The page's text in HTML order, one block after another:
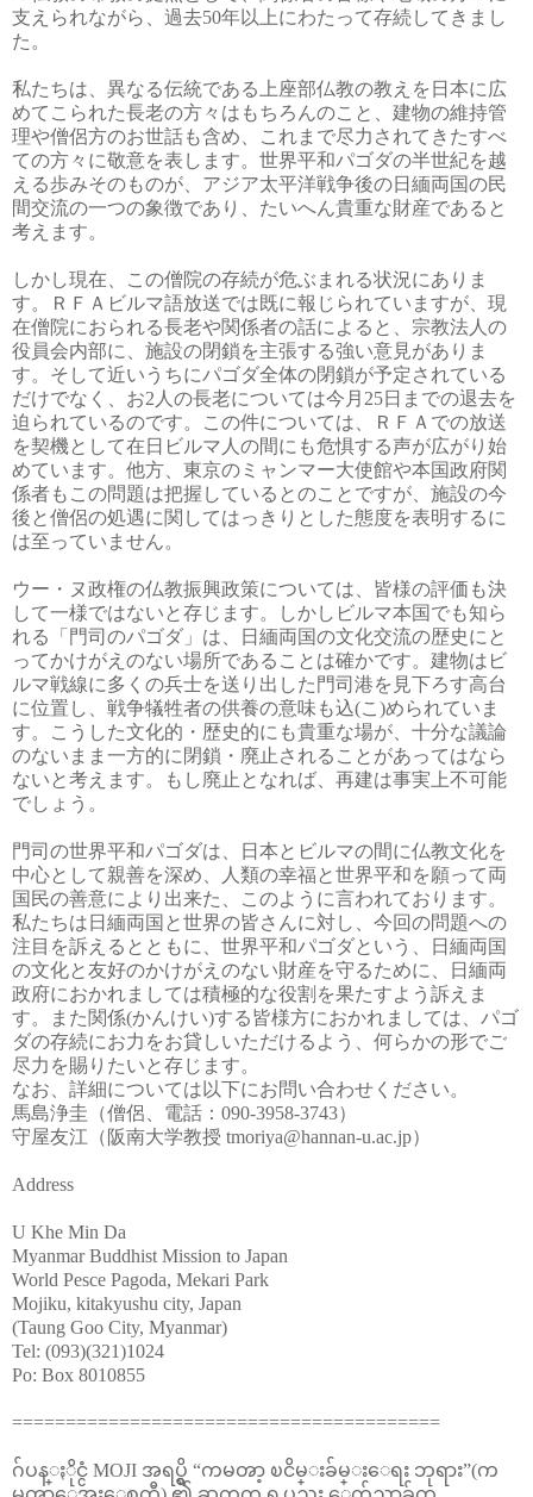
支えられながら、過去50年以上にわたって存続してきまし
た。
私たちは、異なる伝統である上座部仏教の教えを日本に広
めてこられた長老の方々はもちろんのこと、建物の維持管
理や僧侶方のお世話も含め、これまで尽力されてきたすべ
ての方々に敬意を表します。世界平和パゴダの半世紀を越
える歩みそのものが、アジア太平洋戦争後の日緬両国の民
間交流の一つの象徴であり、たいへん貴重な財産であると
考えます。
しかし現在、この僧院の存続が危ぶまれる状況にありま
す。ＲＦＡビルマ語放送では既に報じられていますが、現
在僧院におられる長老や関係者の話によると、宗教法人の
役員会内部に、施設の閉鎖を主張する強い意見がありま
す。そして近いうちにパゴダ全体の閉鎖が予定されている
だけでなく、お2人の長老については今月25日までの退去を
迫られているのです。この件については、ＲＦＡでの放送
を契機として在日ビルマ人の間にも危惧する声が広がり始
めています。他方、東京のミャンマー大使館や本国政府関
係者もこの問題は把握しているとのことですが、施設の今
後と僧侶の処遇に関してはっきりとした態度を表明するに
は至っていません。
ウー・ヌ政権の仏教振興政策については、皆様の評価も決
して一様ではないと存じます。しかしビルマ本国でも知ら
れる「門司のパゴダ」は、日緬両国の文化交流の歴史にと
ってかけがえのない場所であることは確かです。建物はビ
ルマ戦線に多くの兵士を送り出した門司港を見下ろす高台
に位置し、戦争犠牲者の供養の意味も込(こ)められていま
す。こうした文化的・歴史的にも貴重な場が、十分な議論
のないまま一方的に閉鎖・廃止されることがあってはなら
ないと考えます。もし廃止となれば、再建は事実上不可能
でしょう。
門司の世界平和パゴダは、日本とビルマの間に仏教文化を
中心として親善を深め、人類の幸福と世界平和を願って両
国民の善意により出来た、このように言われております。
私たちは日緬両国と世界の皆さんに対し、今回の問題への
注目を訴えるとともに、世界平和パゴダという、日緬両国
の文化と友好のかけがえのない財産を守るために、日緬両
政府におかれましては積極的な役割を果たすよう訴えま
す。また関係(かんけい)する皆様方におかれましては、パゴ
ダの存続にお力をお貸しいただけるよう、何らかの形でご
尽力を賜りたいと存じます。
なお、詳細については以下にお問い合わせください。
馬島浄圭（僧侶、電話：090-3958-3743）
守屋友江（阪南大学教授 tmoriya@hannan-u.ac.jp）
Address
U Khe Min Da
Myanmar Buddhist Mission to Japan
World Pesce Pagoda, Mekari Park
Mojiku, kitakyushu city, Japan
(Taung Goo City, Myanmar)
Tel: (093)(321)1024
Po: Box 8010855
========================================
ဂ်ပန္ႏိုင္ငံ MOJI အရပ္ရွိ “ကမၻာ့ ၿငိမ္းခ်မ္းေရး ဘုရား”(က